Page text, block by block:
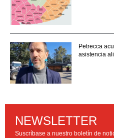
Petrecca
asistencia
NEWSLETTER
Suscríbase a nuestro boletín de